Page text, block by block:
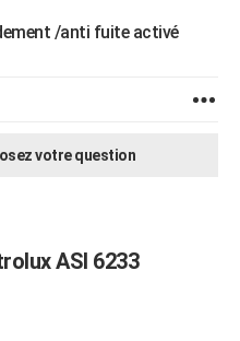
/anti fuite activé
votre question
ASI 6233